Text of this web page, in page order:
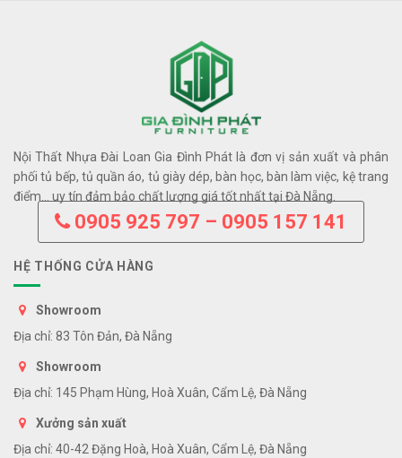
Nội Thất Nhựa Đài Loan Gia Đình Phát là đơn vị sản xuất và phân
phối tủ bếp, tủ quần áo, tủ giày dép, bàn học, bàn làm việc, kệ trang
điểm… uy tín đảm bảo chất lượng giá tốt nhất tại Đà Nẵng.
0905 925 797 – 0905 157 141
HỆ THỐNG CỬA HÀNG
Showroom
Địa chỉ: 83 Tôn Đản, Đà Nẵng
Showroom
Địa chỉ: 145 Phạm Hùng, Hoà Xuân, Cẩm Lệ, Đà Nẵng
Xưởng sản xuất
Địa chỉ: 40-42 Đặng Hoà, Hoà Xuân, Cẩm Lệ, Đà Nẵng